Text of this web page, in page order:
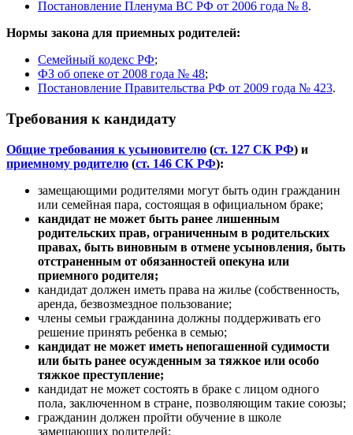
Постановление Пленума ВС РФ от 2006 года № 8.
Нормы закона для приемных родителей:
Семейный кодекс РФ;
ФЗ об опеке от 2008 года № 48;
Постановление Правительства РФ от 2009 года № 423.
Требования к кандидату
Общие требования к усыновителю (ст. 127 СК РФ) и
приемному родителю (ст. 146 СК РФ):
замещающими родителями могут быть один гражданин
или семейная пара, состоящая в официальном браке;
кандидат не может быть ранее лишенным
родительских прав, ограниченным в родительских
правах, быть виновным в отмене усыновления, быть
отстраненным от обязанностей опекуна или
приемного родителя;
кандидат должен иметь права на жилье (собственность,
аренда, безвозмездное пользование;
члены семьи гражданина должны поддерживать его
решение принять ребенка в семью;
кандидат не может иметь непогашенной судимости
или быть ранее осужденным за тяжкое или особо
тяжкое преступление;
кандидат не может состоять в браке с лицом одного
пола, заключенном в стране, позволяющим такие союзы;
гражданин должен пройти обучение в школе
замещающих родителей;